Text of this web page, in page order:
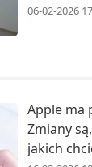
06-02-2026
Apple ma
Zmiany
jakich